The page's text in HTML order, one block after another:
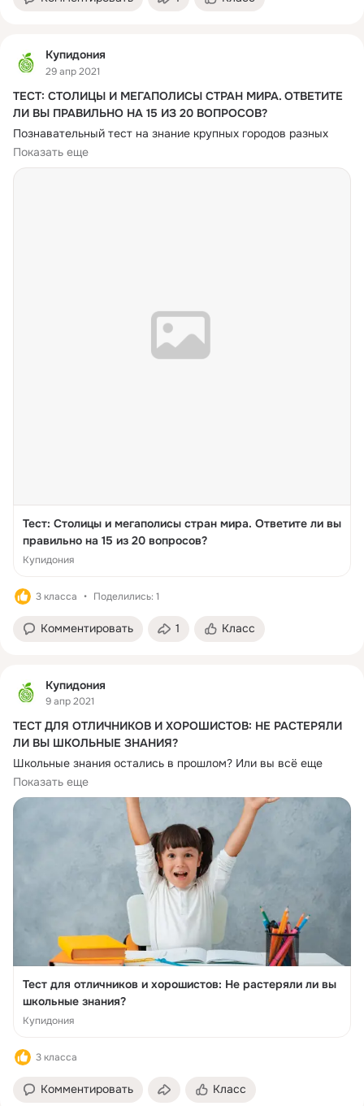
Купидония
29 апр 2021
ТЕСТ: СТОЛИЦЫ И МЕГАПОЛИСЫ СТРАН МИРА. ОТВЕТИТЕ
ЛИ ВЫ ПРАВИЛЬНО НА 15 ИЗ 20 ВОПРОСОВ?
Познавательный тест на знание крупных городов разных
стран. В нём мы собрали 20 интересных вопросов, ответить
на которые правильно смогут бывалые путешественники и
Показать еще
Тест: Столицы и мегаполисы стран мира. Ответите ли вы
правильно на 15 из 20 вопросов?
Купидония
3 класса Поделились: 1
Комментировать 1 Класс
Купидония
9 апр 2021
ТЕСТ ДЛЯ ОТЛИЧНИКОВ И ХОРОШИСТОВ: НЕ РАСТЕРЯЛИ
ЛИ ВЫ ШКОЛЬНЫЕ ЗНАНИЯ?
Школьные знания остались в прошлом? Или вы всё еще
чувствуете себя отличником или хорошистом? Давайте
проверим остаётесь ли вы им до сих пор. Для этого мы
подготовили интересный тест из 20 вопросов по разным
#викторины #школьныезнания #проверказнаний
Показать еще
Тест для отличников и хорошистов: Не растеряли ли вы
школьные знания?
Купидония
3 класса
Комментировать Класс